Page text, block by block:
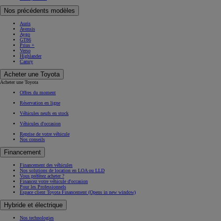
Nos précédents modèles
Auris
Avensis
Aygo
GT86
Prius +
Verso
Highlander
Camry
Acheter une Toyota
Acheter une Toyota
Offres du moment
Réservation en ligne
Véhicules neufs en stock
Véhicules d'occasion
Reprise de votre véhicule
Nos conseils
Financement
Financement des véhicules
Nos solutions de location en LOA ou LLD
Vous préférez acheter ?
Financez votre véhicule d'occasion
Pour les Professionnels
Espace client Toyota Financement (Opens in new window)
Hybride et électrique
Nos technologies